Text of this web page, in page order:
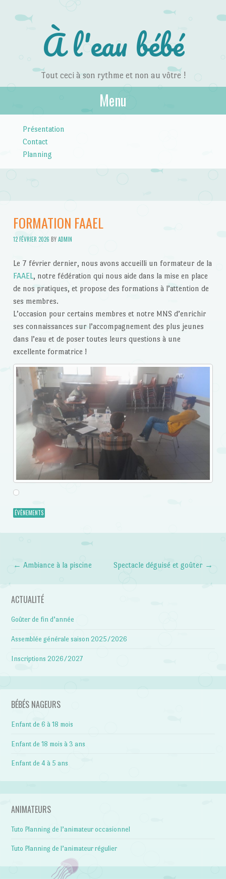
À l'eau bébé
Tout ceci à son rythme et non au vôtre !
Menu
Présentation
Contact
Planning
FORMATION FAAEL
12 FÉVRIER 2026 BYADMIN
Le 7 février dernier, nous avons accueilli un formateur de la
FAAEL, notre fédération qui nous aide dans la mise en place
de nos pratiques, et propose des formations à l’attention de
ses membres.
L’occasion pour certains membres et notre MNS d’enrichir
ses connaissances sur l’accompagnement des plus jeunes
dans l’eau et de poser toutes leurs questions à une
excellente formatrice !
ÉVÈNEMENTS
Post navigation
← Ambiance à la piscine Spectacle déguisé et goûter →
ACTUALITÉ
Goûter de fin d’année
Assemblée générale saison 2025/2026
Inscriptions 2026/2027
BÉBÉS NAGEURS
Enfant de 6 à 18 mois
Enfant de 18 mois à 3 ans
Enfant de 4 à 5 ans
ANIMATEURS
Tuto Planning de l’animateur occasionnel
Tuto Planning de l’animateur régulier